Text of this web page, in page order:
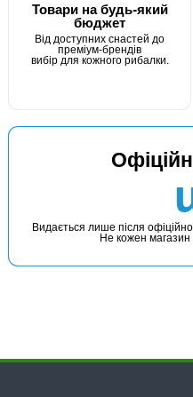
Товари на будь-який
бюджет
Від доступних снастей до
преміум-брендів
вибір для кожного рибалки.
Видається лише після
Не кожен